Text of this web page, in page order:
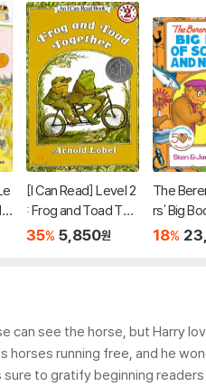
[I Can Read] Level 2
: Frog and Toad Tog
ether
35% 5,850원
The
rs' Big
ce and
18%
can see the horse, but Harry
running free, and he
to gratify beginning readers